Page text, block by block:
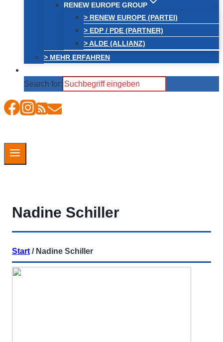
RENEW EUROPE GROUP
> RENEW EUROPE (PARTEI)
> EDP / PDE (PARTNER)
> ALDE (ALLIANZ)
> MEHR ERFAHREN
Search for:
Nadine Schiller
Start / Nadine Schiller